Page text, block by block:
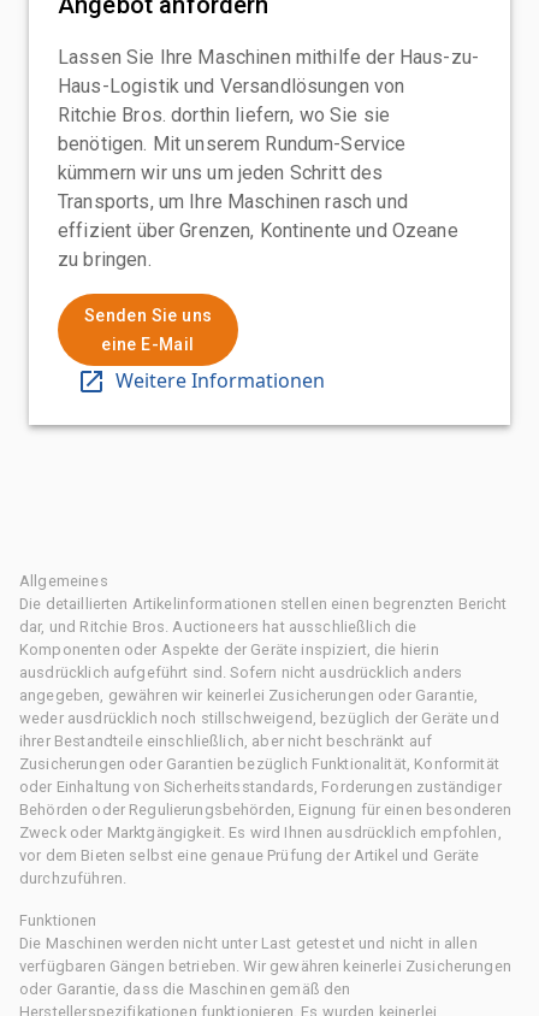
Lassen Sie Ihre Maschinen mithilfe der Haus-zu-
Haus-Logistik und Versandlösungen von
Ritchie Bros. dorthin liefern, wo Sie sie
benötigen. Mit unserem Rundum-Service
kümmern wir uns um jeden Schritt des
Transports, um Ihre Maschinen rasch und
effizient über Grenzen, Kontinente und Ozeane
zu bringen.
Senden Sie uns
eine E-Mail
Weitere Informationen
Allgemeines
Die detaillierten Artikelinformationen stellen einen begrenzten Bericht
dar, und Ritchie Bros. Auctioneers hat ausschließlich die
Komponenten oder Aspekte der Geräte inspiziert, die hierin
ausdrücklich aufgeführt sind. Sofern nicht ausdrücklich anders
angegeben, gewähren wir keinerlei Zusicherungen oder Garantie,
weder ausdrücklich noch stillschweigend, bezüglich der Geräte und
ihrer Bestandteile einschließlich, aber nicht beschränkt auf
Zusicherungen oder Garantien bezüglich Funktionalität, Konformität
oder Einhaltung von Sicherheitsstandards, Forderungen zuständiger
Behörden oder Regulierungsbehörden, Eignung für einen besonderen
Zweck oder Marktgängigkeit. Es wird Ihnen ausdrücklich empfohlen,
vor dem Bieten selbst eine genaue Prüfung der Artikel und Geräte
durchzuführen.
Funktionen
Die Maschinen werden nicht unter Last getestet und nicht in allen
verfügbaren Gängen betrieben. Wir gewähren keinerlei Zusicherungen
oder Garantie, dass die Maschinen gemäß den
Herstellerspezifikationen funktionieren. Es wurden keinerlei